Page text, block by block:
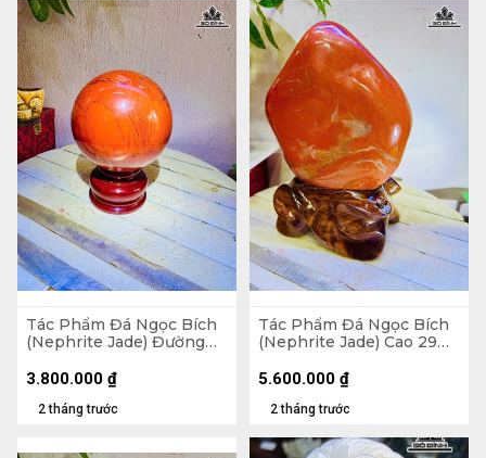
Tác Phẩm Đá Ngọc Bích
(Nephrite Jade) Đường
2 tháng trước
3.800.000 ₫
Tác Phẩm Đá Ngọc Bích
(Nephrite Jade) Cao 29
2 tháng trước
5.600.000 ₫